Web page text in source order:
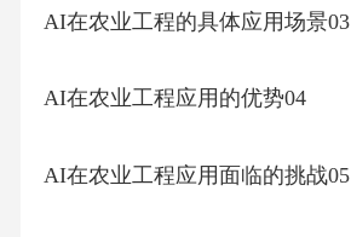
AI在农业工程的具体应用场景03
AI在农业工程应用的优势04
AI在农业工程应用面临的挑战05